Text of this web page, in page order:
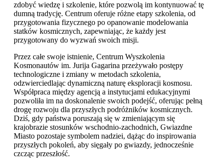
zdobyć wiedzę i szkolenie, które pozwolą im kontynuować tę
dumną tradycję. Centrum oferuje różne etapy szkolenia, od
przygotowania fizycznego po opanowanie modelowania
statków kosmicznych, zapewniając, że każdy jest
przygotowany do wyzwań swoich misji.
Przez całe swoje istnienie, Centrum Wyszkolenia
Kosmonautów im. Jurija Gagarina przeżywało postępy
technologiczne i zmiany w metodach szkolenia,
odzwierciedlając dynamiczną naturę eksploracji kosmosu.
Współpraca między agencją a instytucjami edukacyjnymi
pozwoliła im na doskonalenie swoich podejść, oferując pełną
drogę rozwoju dla przyszłych podróżników kosmicznych.
Dziś, gdy państwa poruszają się w zmieniającym się
krajobrazie stosunków wschodnio-zachodnich, Gwiazdne
Miasto pozostaje symbolem nadziei, dążąc do inspirowania
przyszłych pokoleń, aby sięgały po gwiazdy, jednocześnie
czcząc przeszłość.